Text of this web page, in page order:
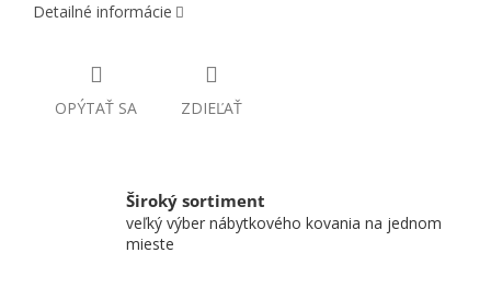
Detailné informácie
OPÝTAŤ SA ZDIEĽAŤ
Široký sortiment
veľký výber nábytkového kovania na jednom
mieste